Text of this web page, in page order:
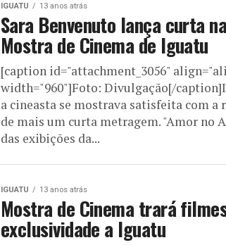
IGUATU 13 anos atrás
Sara Benvenuto lança curta
Mostra de Cinema de Iguatu
[caption id="attachment_3056"
width="960"]Foto: Divulgação[/
a cineasta se mostrava satisfeita com a
de mais um curta metragem. "Amor no
das exibições da...
IGUATU 13 anos atrás
Mostra de Cinema trará
exclusividade a Iguatu